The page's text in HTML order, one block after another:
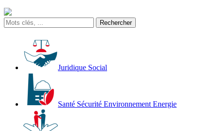
Juridique Social
Santé Sécurité Environnement Energie